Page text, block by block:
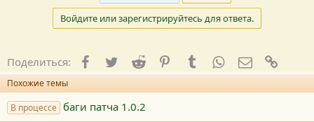
Войдите или зарегистрируйтесь для ответа.
Поделиться: Facebook
TwitterReddit PinterestTumblrWhatsApp
E-mail
Похожие темы
В процессе баги патча 1.0.2